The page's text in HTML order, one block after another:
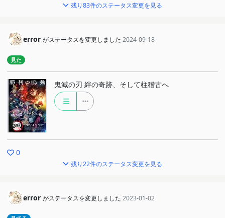
残り83件のステータス変更を見る
error がステータスを変更しました 2024-09-18
見た
鬼滅の刃 絆の奇跡、そして柱稽古へ
0
残り22件のステータス変更を見る
error がステータスを変更しました 2023-01-02